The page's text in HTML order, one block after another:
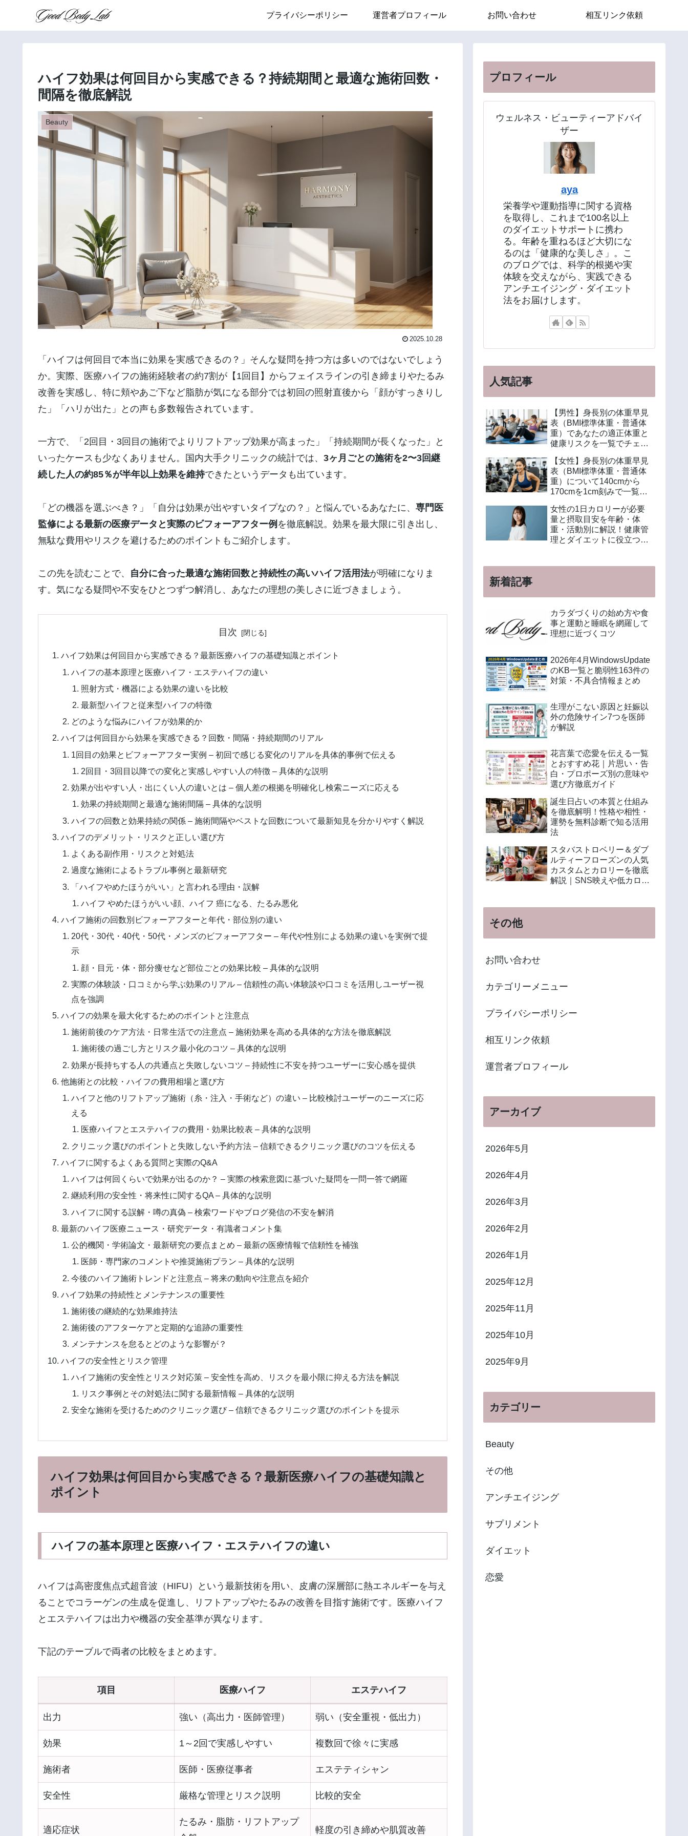
プライバシーポリシー 運営者プロフィール お問い合わせ 相互リンク依頼
ハイフ効果は何回目から実感できる？持続期間と最適な施術回数・
間隔を徹底解説
Beauty
2025.10.28
「ハイフは何回目で本当に効果を実感できるの？」そんな疑問を持つ方は多いのではないでしょう
か。実際、医療ハイフの施術経験者の約7割が【1回目】からフェイスラインの引き締まりやたるみ
改善を実感し、特に頬やあご下など脂肪が気になる部分では初回の照射直後から「顔がすっきりし
た」「ハリが出た」との声も多数報告されています。
一方で、「2回目・3回目の施術でよりリフトアップ効果が高まった」「持続期間が長くなった」と
いったケースも少なくありません。国内大手クリニックの統計では、 3ヶ月ごとの施術を2〜3回継
続した人の約85％が半年以上効果を維持できたというデータも出ています。
「どの機器を選ぶべき？」「自分は効果が出やすいタイプなの？」と悩んでいるあなたに、 専門医
監修による最新の医療データと実際のビフォーアフター例 を徹底解説。効果を最大限に引き出し、
無駄な費用やリスクを避けるためのポイントもご紹介します。
この先を読むことで、 自分に合った最適な施術回数と持続性の高いハイフ活用法が明確になりま
す。気になる疑問や不安をひとつずつ解消し、あなたの理想の美しさに近づきましょう。
目次
ハイフ効果は何回目から実感できる？最新医療ハイフの基礎知識とポイント
ハイフの基本原理と医療ハイフ・エステハイフの違い
照射方式・機器による効果の違いを比較
最新型ハイフと従来型ハイフの特徴
どのような悩みにハイフが効果的か
ハイフは何回目から効果を実感できる？回数・間隔・持続期間のリアル
1回目の効果とビフォーアフター実例 – 初回で感じる変化のリアルを具体的事例で伝える
2回目・3回目以降での変化と実感しやすい人の特徴 – 具体的な説明
効果が出やすい人・出にくい人の違いとは – 個人差の根拠を明確化し検索ニーズに応える
効果の持続期間と最適な施術間隔 – 具体的な説明
ハイフの回数と効果持続の関係 – 施術間隔やベストな回数について最新知見を分かりやすく解説
ハイフのデメリット・リスクと正しい選び方
よくある副作用・リスクと対処法
過度な施術によるトラブル事例と最新研究
「ハイフやめたほうがいい」と言われる理由・誤解
ハイフ やめたほうがいい顔、ハイフ 癌になる、たるみ悪化
ハイフ施術の回数別ビフォーアフターと年代・部位別の違い
20代・30代・40代・50代・メンズのビフォーアフター – 年代や性別による効果の違いを実例で提
示
顔・目元・体・部分痩せなど部位ごとの効果比較 – 具体的な説明
実際の体験談・口コミから学ぶ効果のリアル – 信頼性の高い体験談や口コミを活用しユーザー視
点を強調
ハイフの効果を最大化するためのポイントと注意点
施術前後のケア方法・日常生活での注意点 – 施術効果を高める具体的な方法を徹底解説
施術後の過ごし方とリスク最小化のコツ – 具体的な説明
効果が長持ちする人の共通点と失敗しないコツ – 持続性に不安を持つユーザーに安心感を提供
他施術との比較・ハイフの費用相場と選び方
ハイフと他のリフトアップ施術（糸・注入・手術など）の違い – 比較検討ユーザーのニーズに応
える
医療ハイフとエステハイフの費用・効果比較表 – 具体的な説明
クリニック選びのポイントと失敗しない予約方法 – 信頼できるクリニック選びのコツを伝える
ハイフに関するよくある質問と実際のQ&A
ハイフは何回くらいで効果が出るのか？ – 実際の検索意図に基づいた疑問を一問一答で網羅
継続利用の安全性・将来性に関するQA – 具体的な説明
ハイフに関する誤解・噂の真偽 – 検索ワードやブログ発信の不安を解消
最新のハイフ医療ニュース・研究データ・有識者コメント集
公的機関・学術論文・最新研究の要点まとめ – 最新の医療情報で信頼性を補強
医師・専門家のコメントや推奨施術プラン – 具体的な説明
今後のハイフ施術トレンドと注意点 – 将来の動向や注意点を紹介
ハイフ効果の持続性とメンテナンスの重要性
施術後の継続的な効果維持法
施術後のアフターケアと定期的な追跡の重要性
メンテナンスを怠るとどのような影響が？
ハイフの安全性とリスク管理
ハイフ施術の安全性とリスク対応策 – 安全性を高め、リスクを最小限に抑える方法を解説
リスク事例とその対処法に関する最新情報 – 具体的な説明
安全な施術を受けるためのクリニック選び – 信頼できるクリニック選びのポイントを提示
ハイフ効果は何回目から実感できる？最新医療ハイフの基礎知識と
ポイント
ハイフの基本原理と医療ハイフ・エステハイフの違い
ハイフは高密度焦点式超音波（HIFU）という最新技術を用い、皮膚の深層部に熱エネルギーを与え
ることでコラーゲンの生成を促進し、リフトアップやたるみの改善を目指す施術です。医療ハイフ
とエステハイフは出力や機器の安全基準が異なります。
下記のテーブルで両者の比較をまとめます。
項目 医療ハイフ エステハイフ
出力 強い（高出力・医師管理） 弱い（安全重視・低出力）
効果 1～2回で実感しやすい 複数回で徐々に実感
施術者 医師・医療従事者 エステティシャン
安全性 厳格な管理とリスク説明 比較的安全
適応症状
たるみ・脂肪・リフトアップ
軽度の引き締めや肌質改善
プロフィール
ウェルネス・ビューティーアドバイ
ザー
aya
栄養学や運動指導に関する資格
を取得し、これまで100名以上
のダイエットサポートに携わ
る。年齢を重ねるほど大切にな
るのは「健康的な美しさ」。こ
のブログでは、科学的根拠や実
体験を交えながら、実践できる
アンチエイジング・ダイエット
法をお届けします。
人気記事
【男性】身長別の体重早見
表（BMI標準体重・普通体
重）であなたの適正体重と
健康リスクを一覧でチェッ
【女性】身長別の体重早見
表（BMI標準体重・普通体
重）について140cmから
170cmを1cm刻みで一覧解
算方法も紹介
女性の1日カロリーが必要
量と摂取目安を年齢・体
重・活動別に解説！健康管
理とダイエットに役立つ計
新着記事
カラダづくりの始め方や食
事と運動と睡眠を網羅して
理想に近づくコツ
2026年4月WindowsUpdate
のKB一覧と脆弱性163件の
対策・不具合情報まとめ
生理がこない原因と妊娠以
外の危険サイン7つを医師
が解説
花言葉で恋愛を伝える一覧
とおすすめ花｜片思い・告
白・プロポーズ別の意味や
選び方徹底ガイド
誕生日占いの本質と仕組み
を徹底解明！性格や相性・
運勢を無料診断で知る活用
法
スタバストロベリー＆ダブ
ルティーフローズンの人気
カスタムとカロリーを徹底
解説｜SNS映えや低カロリ
その他
お問い合わせ
カテゴリーメニュー
プライバシーポリシー
相互リンク依頼
運営者プロフィール
アーカイブ
2026年5月
2026年4月
2026年3月
2026年2月
2026年1月
2025年12月
2025年11月
2025年10月
2025年9月
カテゴリー
Beauty
その他
アンチエイジング
サプリメント
ダイエット
恋愛